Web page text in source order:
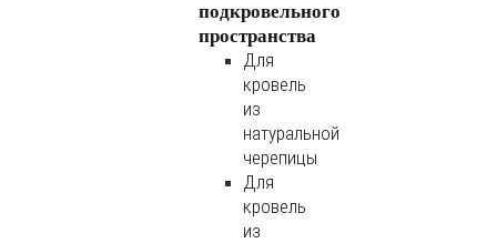
подкровельного
пространства
Для
кровель
из
натуральной
черепицы
Для
кровель
из